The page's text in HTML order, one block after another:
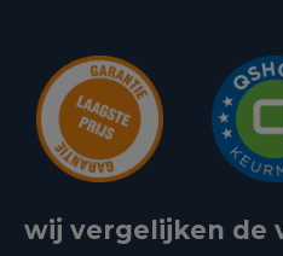
wij vergelijken de